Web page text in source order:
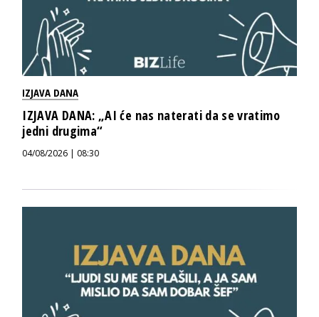
IZJAVA DANA
IZJAVA DANA: „AI će nas naterati da se vratimo
jedni drugima“
04/08/2026 | 08:30